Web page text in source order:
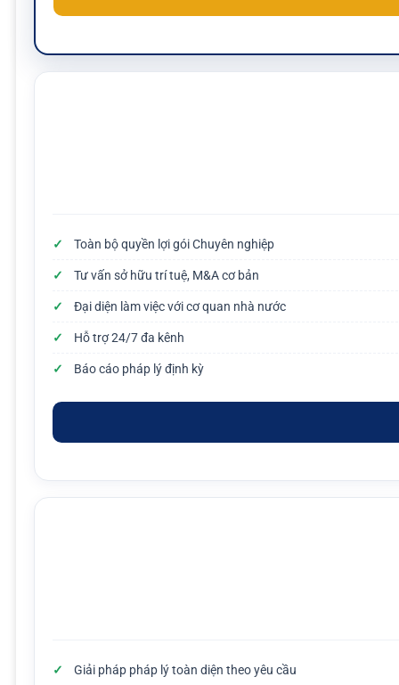
Toàn bộ quyền lợi gói Chuyên nghiệp
Tư vấn sở hữu trí tuệ, M&A cơ bản
Đại diện làm việc với cơ quan nhà nước
Hỗ trợ 24/7 đa kênh
Báo cáo pháp lý định kỳ
Giải pháp pháp lý toàn diện theo yêu cầu